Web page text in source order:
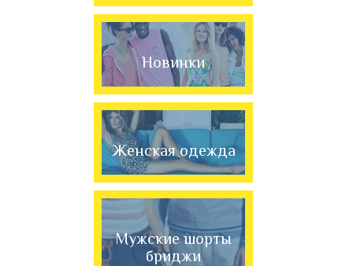
Новинки
Женская одежда
Мужские шорты
бриджи